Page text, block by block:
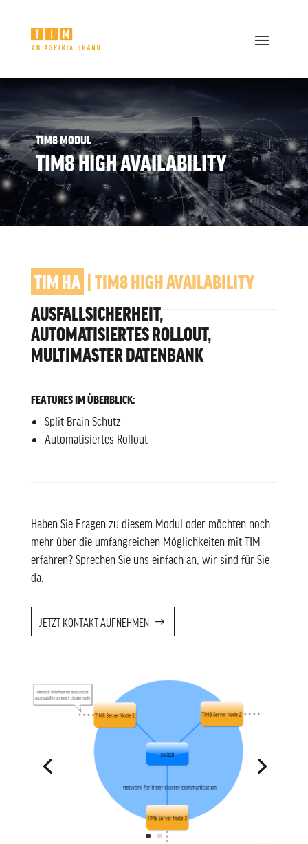
TIM8 MODUL
TIM8 HIGH AVAILABILITY
TIM HA
| TIM8 HIGH AVAILABILITY
AUSFALLSICHERHEIT,
AUTOMATISIERTES ROLLOUT,
MULTIMASTER DATENBANK
FEATURES IM ÜBERBLICK:
Split-Brain Schutz
Automatisiertes Rollout
Haben Sie Fragen zu diesem Modul oder möchten noch
mehr über die umfangreichen Möglichkeiten mit TIM
erfahren? Sprechen Sie uns einfach an, wir sind für Sie
da.
JETZT KONTAKT AUFNEHMEN